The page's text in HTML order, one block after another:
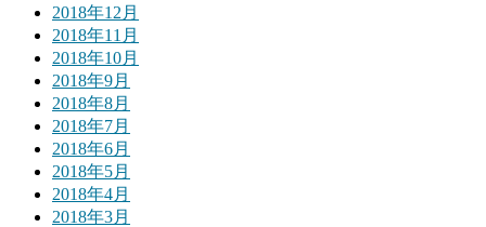
2018年12月
2018年11月
2018年10月
2018年9月
2018年8月
2018年7月
2018年6月
2018年5月
2018年4月
2018年3月